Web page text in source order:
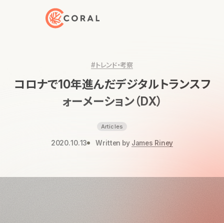
トップページへ戻る
#トレンド・考察
コロナで10年進んだデジタルトランスフ
ォーメーション（DX）
Articles
2020.10.13 Written by James Riney